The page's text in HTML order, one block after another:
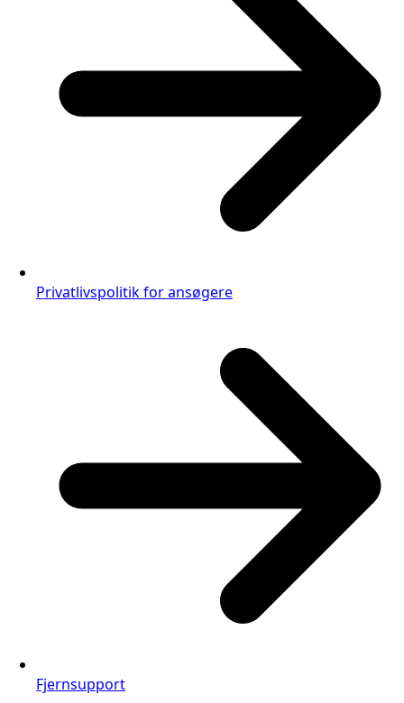
Privatlivspolitik for ansøgere
Fjernsupport